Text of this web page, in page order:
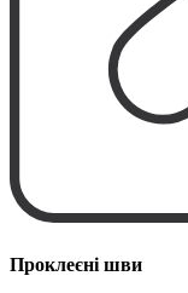
Проклеєні шви